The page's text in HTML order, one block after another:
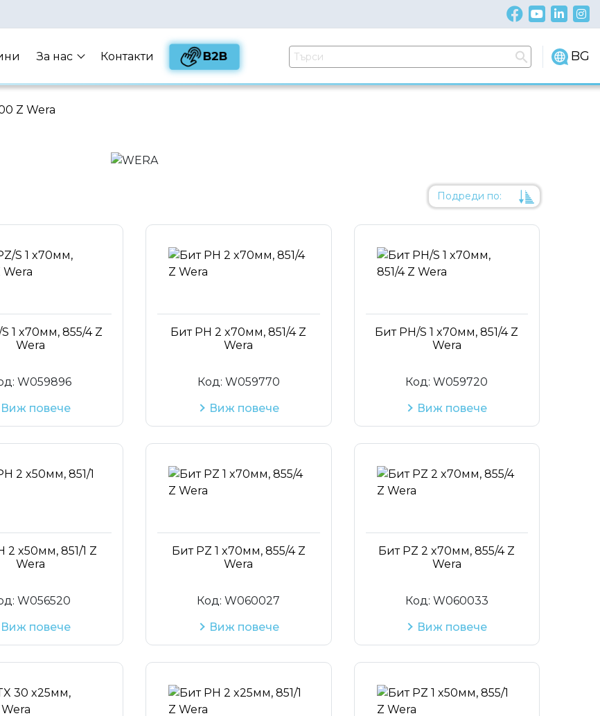
За нас Контакти B2B BG
Z Wera
Подреди по:
Уместност
Име
Име
1 x70мм, 855/4 Z
Wera
W059896
Виж повече
Бит PH 2 x70мм, 851/4 Z
Wera
Код: W059770
Виж повече
Бит PH/S 1 x70мм, 851/4 Z
Wera
Код:W059720
Виж повече
2 x50мм, 851/1 Z
Wera
W056520
Виж повече
Бит PZ 1 x70мм, 855/4 Z
Wera
Код:W060027
Виж повече
Бит PZ 2 x70мм, 855/4 Z
Wera
Код: W060033
Виж повече